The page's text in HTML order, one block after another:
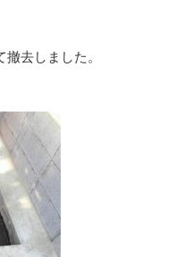
去しました。